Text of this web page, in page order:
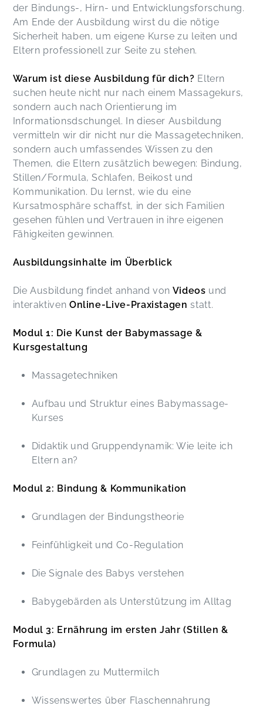
der Bindungs-, Hirn- und Entwicklungsforschung.
Am Ende der Ausbildung wirst du die nötige
Sicherheit haben, um eigene Kurse zu leiten und
Eltern professionell zur Seite zu stehen.
Warum ist diese Ausbildung für dich? Eltern
suchen heute nicht nur nach einem Massagekurs,
sondern auch nach Orientierung im
Informationsdschungel. In dieser Ausbildung
vermitteln wir dir nicht nur die Massagetechniken,
sondern auch umfassendes Wissen zu den
Themen, die Eltern zusätzlich bewegen: Bindung,
Stillen/Formula, Schlafen, Beikost und
Kommunikation. Du lernst, wie du eine
Kursatmosphäre schaffst, in der sich Familien
gesehen fühlen und Vertrauen in ihre eigenen
Fähigkeiten gewinnen.
Ausbildungsinhalte im Überblick
Die Ausbildung findet anhand von Videos und
interaktiven Online-Live-Praxistagen statt.
Modul 1: Die Kunst der Babymassage &
Kursgestaltung
Massagetechniken
Aufbau und Struktur eines Babymassage-
Kurses
Didaktik und Gruppendynamik: Wie leite ich
Eltern an?
Modul 2: Bindung & Kommunikation
Grundlagen der Bindungstheorie
Feinfühligkeit und Co-Regulation
Die Signale des Babys verstehen
Babygebärden als Unterstützung im Alltag
Modul 3: Ernährung im ersten Jahr (Stillen &
Formula)
Grundlagen zu Muttermilch
Wissenswertes über Flaschennahrung